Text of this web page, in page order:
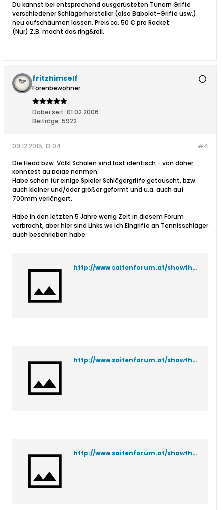
Du kannst bei entsprechend ausgerüsteten Tunern Griffe
verschiedener Schlägerhersteller (also Babolat-Griffe usw.)
neu aufschäumen lassen. Preis ca. 50 € pro Racket.
(Nur) Z.B. macht das ring&roll.
fritzhimself
Forenbewohner
Dabei seit: 01.02.2006
Beiträge: 5922
#4
09.12.2015, 13:04
Die Head bzw. Völkl Schalen sind fast identisch - von daher
könntest du beide nehmen.
Habe schon für einige Spieler Schlägergriffe getauscht, bzw.
auch kleiner und/oder größer geformt und u.a. auch auf
700mm verlängert.
Habe in den letzten 5 Jahre wenig Zeit in diesem Forum
verbracht, aber hier sind Links wo ich Eingriffe an Tennisschläger
auch beschrieben habe.
http://www.saitenforum.at/showthread.php?t=709&p=5347&viewfull=1#post5347
http://www.saitenforum.at/showthread.php?t=671
http://www.saitenforum.at/showthread.php?t=259&p=2532&viewfull=1#post2532